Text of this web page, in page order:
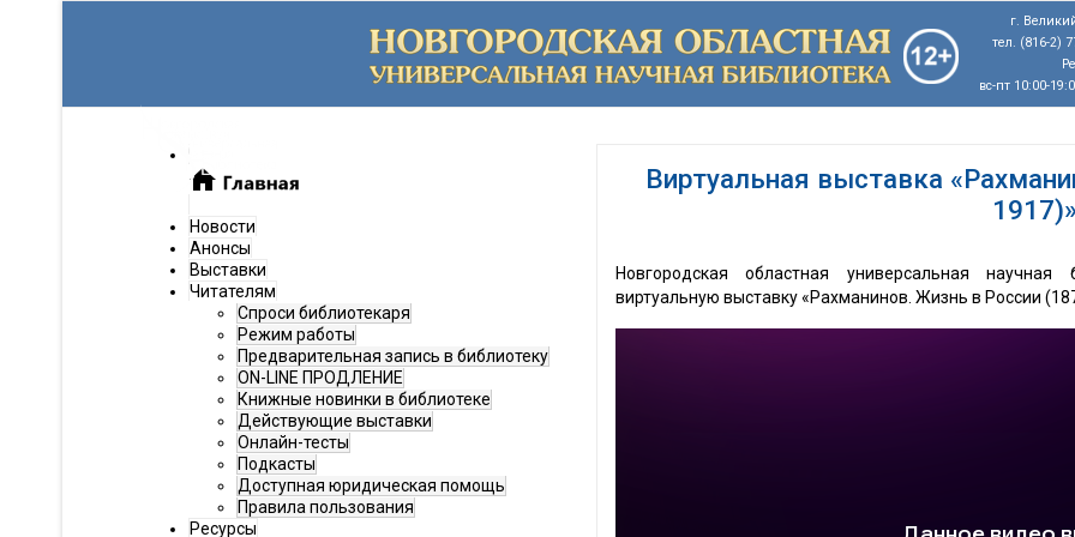
г.
тел. (816-2)
вс-пт 10:00-
Новости
Анонсы
Выставки
Читателям
Спроси библиотекаря
Режим работы
Предварительная запись в библиотеку
ON-LINE ПРОДЛЕНИЕ
Книжные новинки в библиотеке
Действующие выставки
Онлайн-тесты
Подкасты
Доступная юридическая помощь
Правила пользования
Ресурсы
Виртуальная выставка
1917)»
Новгородская областная универсальная
виртуальную выставку «Рахманинов. Жизнь в России